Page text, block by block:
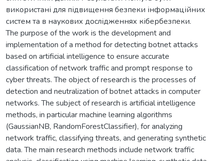
використані для підвищення безпеки інформаційних
систем та в наукових дослідженнях кібербезпеки.
The purpose of the work is the development and
implementation of a method for detecting botnet attacks
based on artificial intelligence to ensure accurate
classification of network traffic and prompt response to
cyber threats. The object of research is the processes of
detection and neutralization of botnet attacks in computer
networks. The subject of research is artificial intelligence
methods, in particular machine learning algorithms
(GaussianNB, RandomForestClassifier), for analyzing
network traffic, classifying threats, and generating synthetic
data. The main research methods include network traffic